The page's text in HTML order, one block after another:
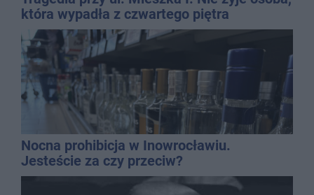
która wypadła z czwartego piętra
Nocna prohibicja w Inowrocławiu.
Jesteście za czy przeciw?